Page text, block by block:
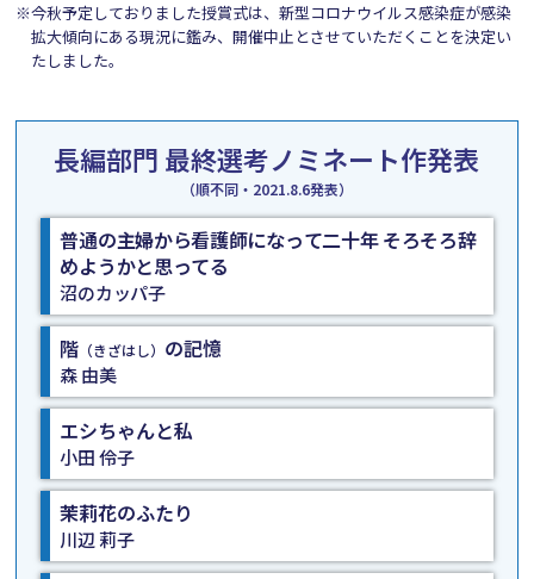
※今秋予定しておりました授賞式は、新型コロナウイルス感染症が感染
拡大傾向にある現況に鑑み、開催中止とさせていただくことを決定い
たしました。
長編部門 最終選考ノミネート作発表
（順不同・2021.8.6発表）
普通の主婦から看護師になって二十年 そろそろ辞
めようかと思ってる
沼のカッパ子
階 （きざはし） の記憶
森 由美
エシちゃんと私
小田 伶子
茉莉花のふたり
川辺 莉子